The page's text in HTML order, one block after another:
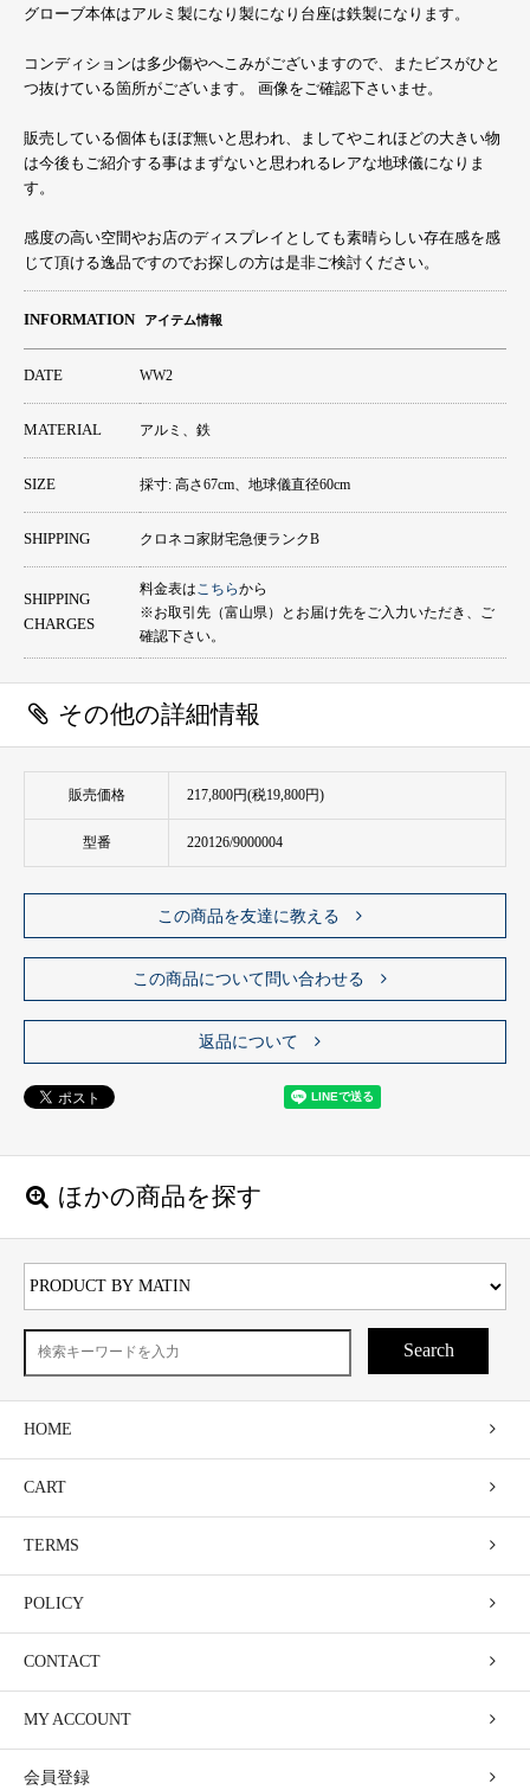
グローブ本体はアルミ製になり製になり台座は鉄製になります。
コンディションは多少傷やへこみがございますので、またビスがひと
つ抜けている箇所がございます。 画像をご確認下さいませ。
販売している個体もほぼ無いと思われ、ましてやこれほどの大きい物
は今後もご紹介する事はまずないと思われるレアな地球儀になりま
す。
感度の高い空間やお店のディスプレイとしても素晴らしい存在感を感
じて頂ける逸品ですのでお探しの方は是非ご検討ください。
INFORMATION アイテム情報
DATE WW2
MATERIAL アルミ、鉄
SIZE 採寸: 高さ67cm、地球儀直径60cm
SHIPPING クロネコ家財宅急便ランクB
SHIPPING
CHARGES
料金表はこちらから
※お取引先（富山県）とお届け先をご入力いただき、ご
確認下さい。
その他の詳細情報
販売価格 217,800円(税19,800円)
型番 220126/9000004
この商品を友達に教える
この商品について問い合わせる
返品について
ほかの商品を探す
Search
HOME
CART
TERMS
POLICY
CONTACT
MY ACCOUNT
会員登録